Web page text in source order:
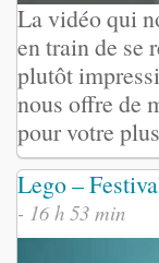
La vidéo qui
en train de se
plutôt
nous offre de
pour votre
Lego –
- 16 h 53 min